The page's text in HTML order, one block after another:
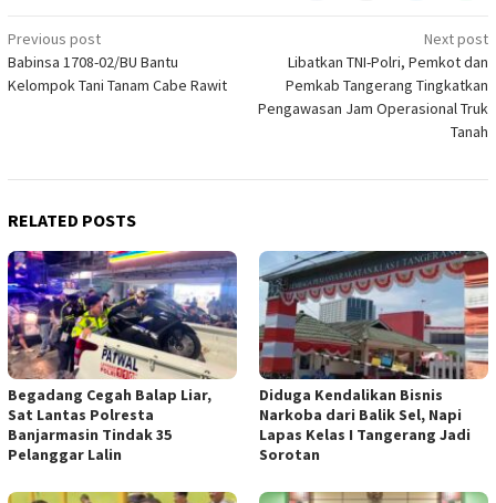
Post
navigation
Previous post
Babinsa 1708-02/BU Bantu
Kelompok Tani Tanam Cabe Rawit
Next post
Libatkan TNI-Polri, Pemkot dan
Pemkab Tangerang Tingkatkan
Pengawasan Jam Operasional Truk
Tanah
RELATED POSTS
Begadang Cegah Balap Liar,
Sat Lantas Polresta
Banjarmasin Tindak 35
Pelanggar Lalin
Diduga Kendalikan Bisnis
Narkoba dari Balik Sel, Napi
Lapas Kelas I Tangerang Jadi
Sorotan